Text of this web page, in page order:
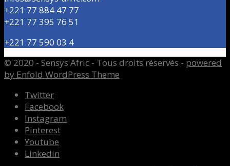
+221 77 884 47 77
+221 77 395 76 51
+221 77 590 03 4
© 2020 - Sensys Afric - Tous droits réservés - powered
by Enfold WordPress Theme
Twitter
Facebook
Instagram
Pinterest
Youtube
Linkedin